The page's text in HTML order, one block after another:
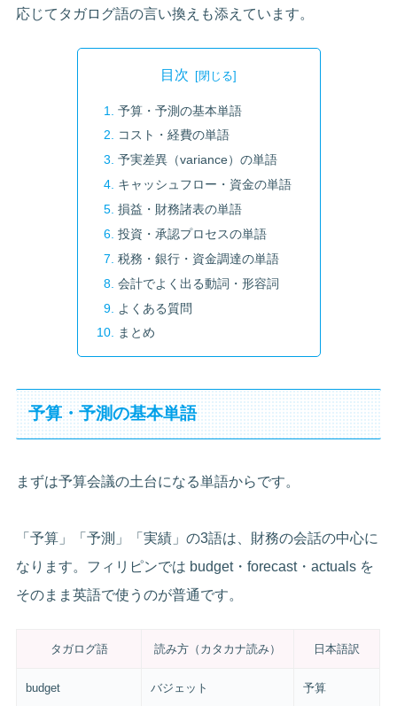
応じてタガログ語の言い換えも添えています。
目次
予算・予測の基本単語
コスト・経費の単語
予実差異（variance）の単語
キャッシュフロー・資金の単語
損益・財務諸表の単語
投資・承認プロセスの単語
税務・銀行・資金調達の単語
会計でよく出る動詞・形容詞
よくある質問
まとめ
予算・予測の基本単語
まずは予算会議の土台になる単語からです。
「予算」「予測」「実績」の3語は、財務の会話の中心に
なります。フィリピンでは budget・forecast・actuals を
そのまま英語で使うのが普通です。
タガログ語 読み方（カタカナ読み） 日本語訳
budget バジェット 予算